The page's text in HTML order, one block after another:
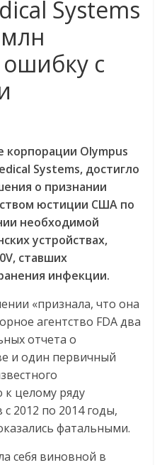
Systems
с
корпорации Olympus
Systems, достигло
о признании
юстиции США по
необходимой
устройствах,
ставших
инфекции.
«признала, что она
агентство FDA два
отчета о
и один первичный
к целому ряду
2012 по 2014 годы,
фатальными.
себя виновной в